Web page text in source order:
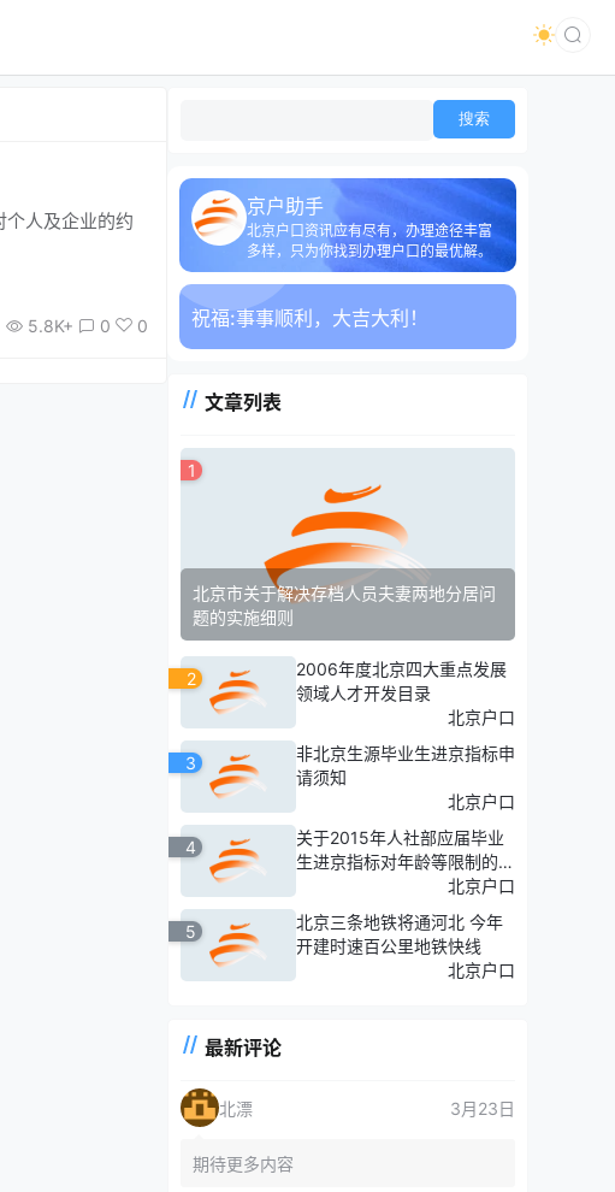
5.8K+ 0 0
京户助手
北京户口资讯应有尽有，办理途径丰富
多样，只为你找到办理户口的最优解。
祝福:事事顺利，大吉大利！
文章列表
1
北京市关于解决存档人员夫妻两地分居问
题的实施细则
2
2006年度北京四大重点发展
领域人才开发目录
北京户口
3
非北京生源毕业生进京指标申
请须知
北京户口
4
关于2015年人社部应届毕业
生进京指标对年龄等限制的相
北京户口
5
北京三条地铁将通河北 今年
开建时速百公里地铁快线
北京户口
最新评论
北漂 3月23日
期待更多内容